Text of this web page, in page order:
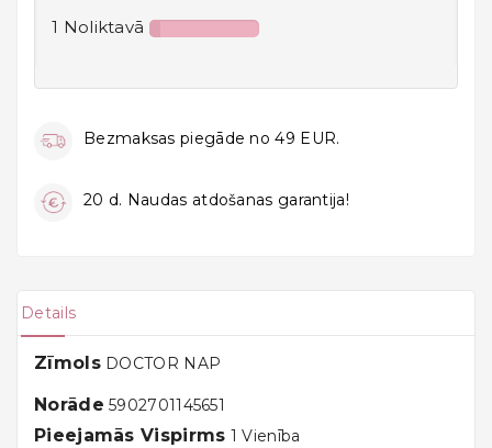
preces
1 Noliktavā
Bezmaksas piegāde no 49 EUR.
20 d. Naudas atdošanas garantija!
Details
Zīmols DOCTOR NAP
Norāde 5902701145651
Pieejamās Vispirms 1 Vienība